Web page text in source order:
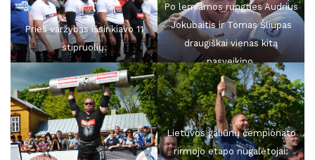
Prieš varžybas išsirikiavo 11
stipruolių.
Po lemiamos rungties Audrius
Jokubaitis ir Tomas Šliupas
draugiškai vienas kitą
pasveikino.
Lietuvos galiūnų čempionato
rirmojo etapo nugalėtojai: